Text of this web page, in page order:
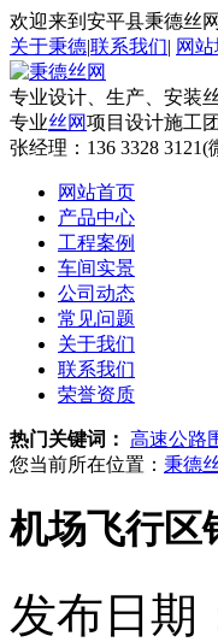
欢迎来到安平县秉德丝
关于秉德|联系我们| 网
专业设计、生产、安装
专业丝网项目设计施工
张经理： 136 3328
网站首页
产品中心
工程案例
车间实景
公司动态
常见问题
关于我们
联系我们
荣誉资质
热门关键词： 高速公路
您当前所在位置： 秉德
机场飞行区
发布日期